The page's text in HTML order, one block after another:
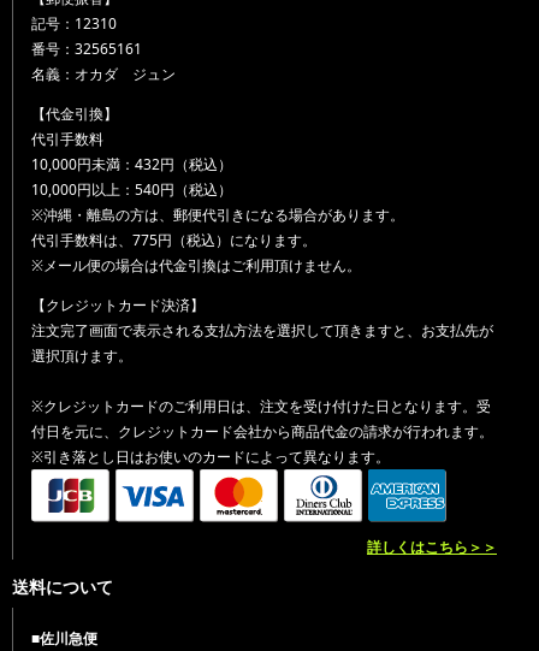
記号：12310
番号：32565161
名義：オカダ ジュン
【代金引換】
代引手数料
10,000円未満：432円（税込）
10,000円以上：540円（税込）
※沖縄・離島の方は、郵便代引きになる場合があります。
代引手数料は、775円（税込）になります。
※メール便の場合は代金引換はご利用頂けません。
【クレジットカード決済】
注文完了画面で表示される支払方法を選択して頂きますと、お支払先が
選択頂けます。
※クレジットカードのご利用日は、注文を受け付けた日となります。受
付日を元に、クレジットカード会社から商品代金の請求が行われます。
※引き落とし日はお使いのカードによって異なります。
詳しくはこちら＞＞
送料について
■佐川急便